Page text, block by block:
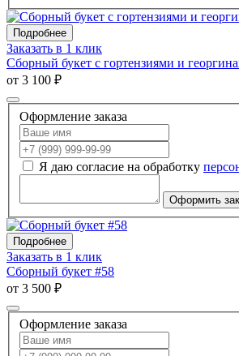
Подробнее
Заказать в 1 клик
Сборный букет с гортензиями и
от 3 100 ₽
Оформление заказа
Я даю согласие на обработку
Оформить
Подробнее
Заказать в 1 клик
Сборный букет #58
от 3 500 ₽
Оформление заказа